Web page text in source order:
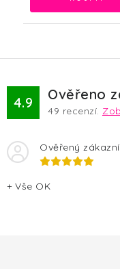
4.9 Ověřeno
49 recenzí.
Ověřený
+ Vše OK